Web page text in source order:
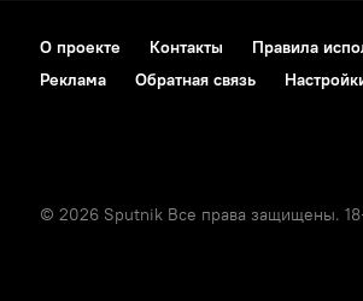
О проекте Контакты Правила
Реклама
Обратная связь
© 2026 Sputnik Все права защищены.